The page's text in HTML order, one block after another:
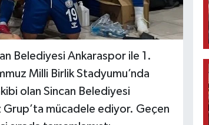
Belediyesi Ankaraspor ile 1.
Milli Birlik Stadyumu’nda
olan Sincan Belediyesi
mücadele ediyor. Geçen